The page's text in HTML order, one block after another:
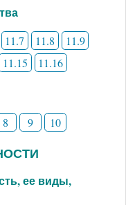
11.7 11.8
11.9
11.15 11.16
8 9 10
ее виды,